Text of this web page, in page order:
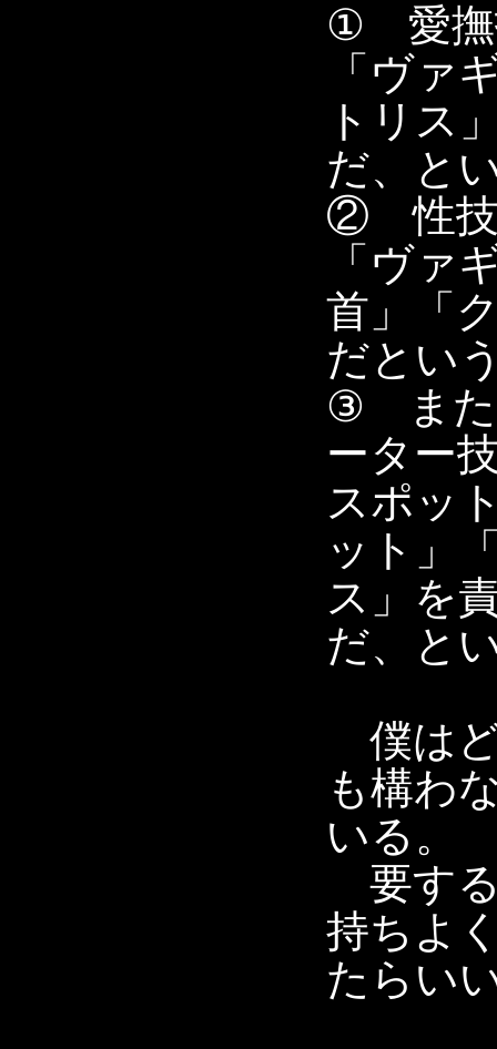
① 愛撫
「ヴァ
トリス
だ、と
② 性技
「ヴァ
首」「
だとい
③ また
ーター
スポッ
ット」
ス」を
だ、と
僕は
も構わ
いる。
要す
持ちよ
たらい